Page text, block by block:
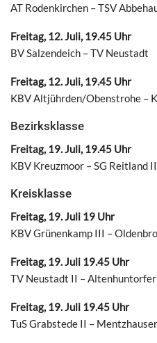
AT Rodenkirchen – TSV
Freitag, 12. Juli, 19.45 Uhr
BV Salzendeich – TV Neustadt
Freitag, 12. Juli, 19.45 Uhr
KBV Altjührden/Obenstrohe –
Bezirksklasse
Freitag, 19. Juli, 19.45 Uhr
KBV Kreuzmoor – SG Reitland
Kreisklasse
Freitag, 19. Juli 19 Uhr
KBV Grünenkamp III –
Freitag, 19. Juli 19.45 Uhr
TV Neustadt II – Altenhuntorfer
Freitag, 19. Juli 19.45 Uhr
TuS Grabstede II –